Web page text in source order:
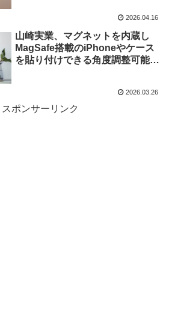
2026.04.16
山崎実業、マグネットを内蔵し
MagSafe搭載のiPhoneやケース
を貼り付けできる角度調整可能な
2026.03.26
スポンサーリンク